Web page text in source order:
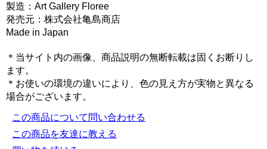
製造：Art Gallery Floree
発売元：株式会社亀島商店
Made in Japan
＊当サイト内の画像、商品説明の無断転載は固くお断りし
ます。
＊お使いの環境の違いにより、色の見え方が実物と異なる
場合がございます。
この商品について問い合わせる
この商品を友達に教える